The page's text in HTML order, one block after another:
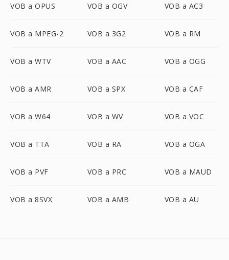
VOB a OPUS VOB a OGV VOB a AC3
VOB a MPEG-2 VOB a 3G2 VOB a RM
VOB a WTV VOB a AAC VOB a OGG
VOB a AMR VOB a SPX VOB a CAF
VOB a W64 VOB a WV VOB a VOC
VOB a TTA VOB a RA VOB a OGA
VOB a PVF VOB a PRC VOB a MAUD
VOB a 8SVX VOB a AMB VOB a AU